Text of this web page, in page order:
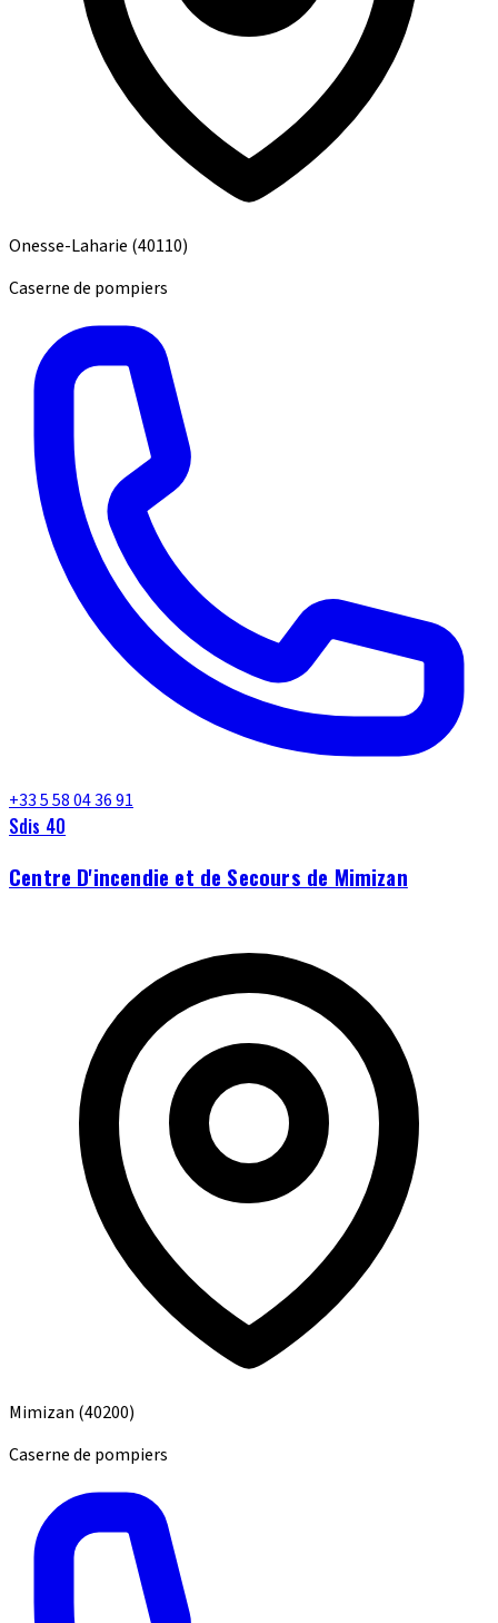
Onesse-Laharie (40110)
Caserne de pompiers
+33 5 58 04 36 91
Sdis 40
Centre D'incendie et de Secours de Mimizan
Mimizan (40200)
Caserne de pompiers